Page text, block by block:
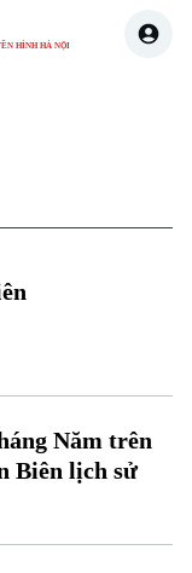
HÌNH HÀ NỘI
Năm trên
Biên lịch sử